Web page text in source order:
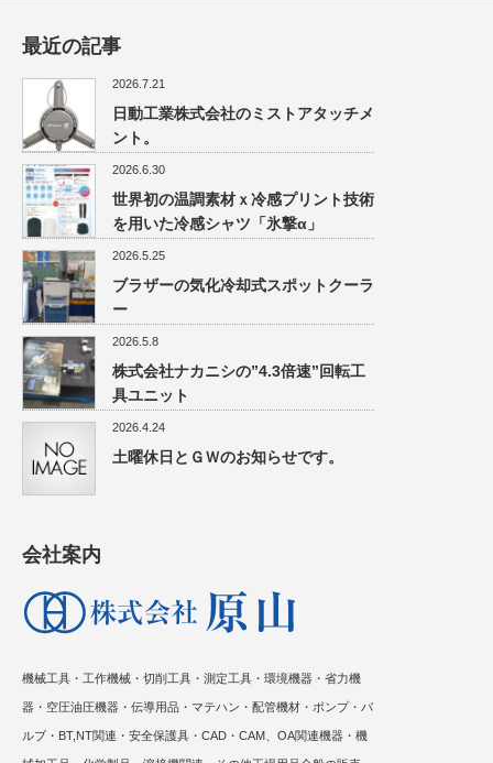
最近の記事
2026.7.21
日動工業株式会社のミストアタッチメ
ント。
2026.6.30
世界初の温調素材ｘ冷感プリント技術
を用いた冷感シャツ「氷撃α」
2026.5.25
ブラザーの気化冷却式スポットクーラ
ー
2026.5.8
株式会社ナカニシの”4.3倍速”回転工
具ユニット
2026.4.24
土曜休日とＧＷのお知らせです。
会社案内
機械工具・工作機械・切削工具・測定工具・環境機器・省力機
器・空圧油圧機器・伝導用品・マテハン・配管機材・ポンプ・バ
ルブ・BT,NT関連・安全保護具・CAD・CAM、OA関連機器・機